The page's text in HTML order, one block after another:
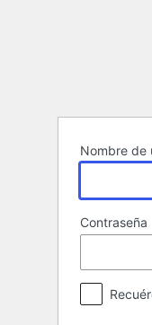
Nombre de
Contraseña